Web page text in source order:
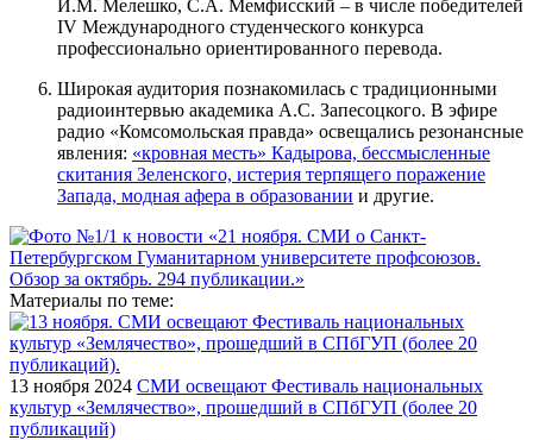
И.М. Мелешко, С.А. Мемфисский – в числе победителей
IV Международного студенческого конкурса
профессионально ориентированного перевода.
Широкая аудитория познакомилась с традиционными
радиоинтервью академика А.С. Запесоцкого. В эфире
радио «Комсомольская правда» освещались резонансные
явления: «кровная месть» Кадырова, бессмысленные
скитания Зеленского, истерия терпящего поражение
Запада, модная афера в образовании и другие.
Материалы по теме:
13 ноября 2024 СМИ освещают Фестиваль национальных
культур «Землячество», прошедший в СПбГУП (более 20
публикаций)